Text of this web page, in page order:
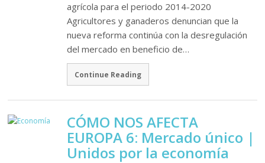
agrícola para el periodo 2014-2020
Agricultores y ganaderos denuncian que la
nueva reforma continúa con la desregulación
del mercado en beneficio de…
Continue Reading
CÓMO NOS AFECTA
EUROPA 6: Mercado único |
Unidos por la economía